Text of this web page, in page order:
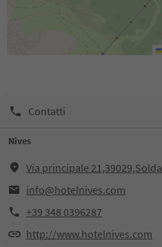
Contatti
Nives
Via principale 21,39029,Solda
info@hotelnives.com
+39 348 0396287
http://www.hotelnives.com